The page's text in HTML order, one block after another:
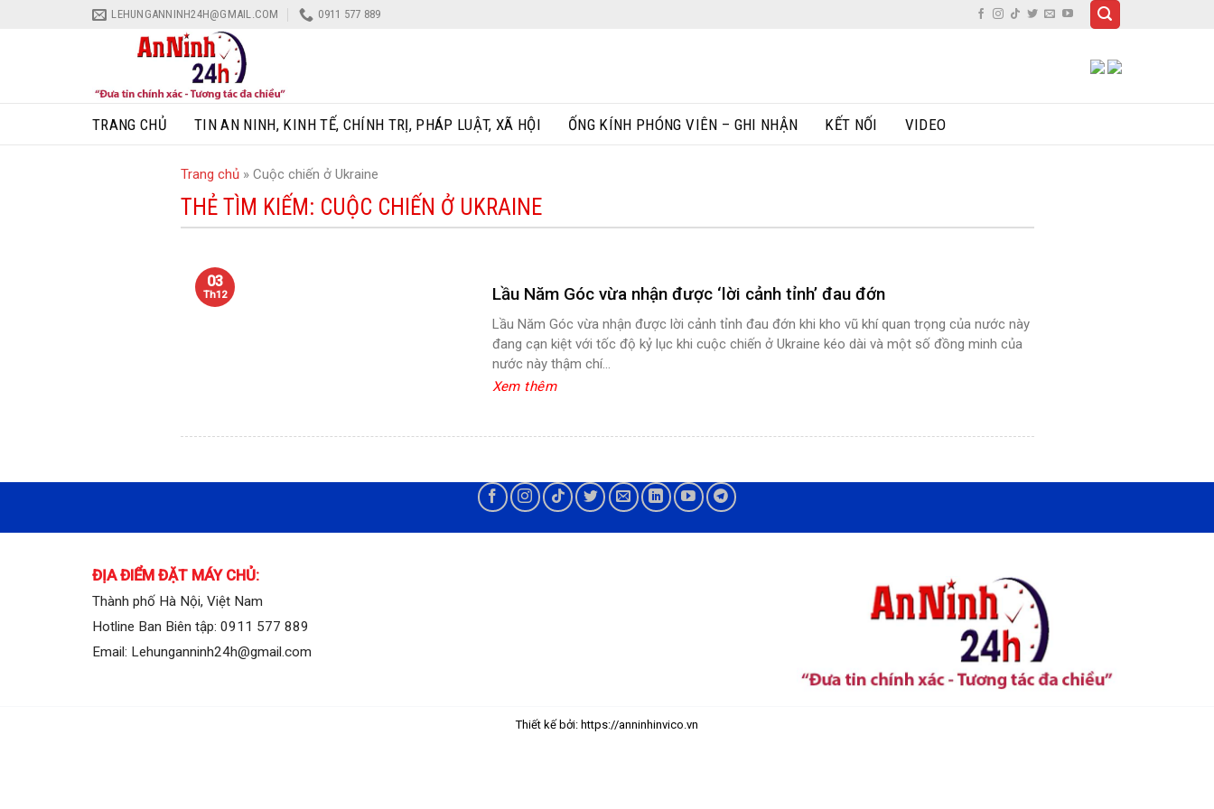
LEHUNGANNINH24H@GMAIL.COM 0911 577 889
TRANG CHỦ TIN AN NINH, KINH TẾ, CHÍNH TRỊ, PHÁP LUẬT, XÃ HỘI ỐNG KÍNH PHÓNG VIÊN – GHI NHẬN KẾT NỐI VIDEO
Trang chủ» Cuộc chiến ở Ukraine
THẺ TÌM KIẾM: CUỘC CHIẾN Ở UKRAINE
Lầu Năm Góc vừa nhận được ‘lời cảnh tỉnh’ đau đớn
Lầu Năm Góc vừa nhận được lời cảnh tỉnh đau đớn khi kho vũ khí quan trọng của nước này
đang cạn kiệt với tốc độ kỷ lục khi cuộc chiến ở Ukraine kéo dài và một số đồng minh của
nước này thậm chí...
Xem thêm
03
Th12
ĐỊA ĐIỂM ĐẶT MÁY CHỦ:
Thành phố Hà Nội, Việt Nam
Hotline Ban Biên tập: 0911 577 889
Email: Lehunganninh24h@gmail.com
Thiết kế bởi: https://anninhinvico.vn